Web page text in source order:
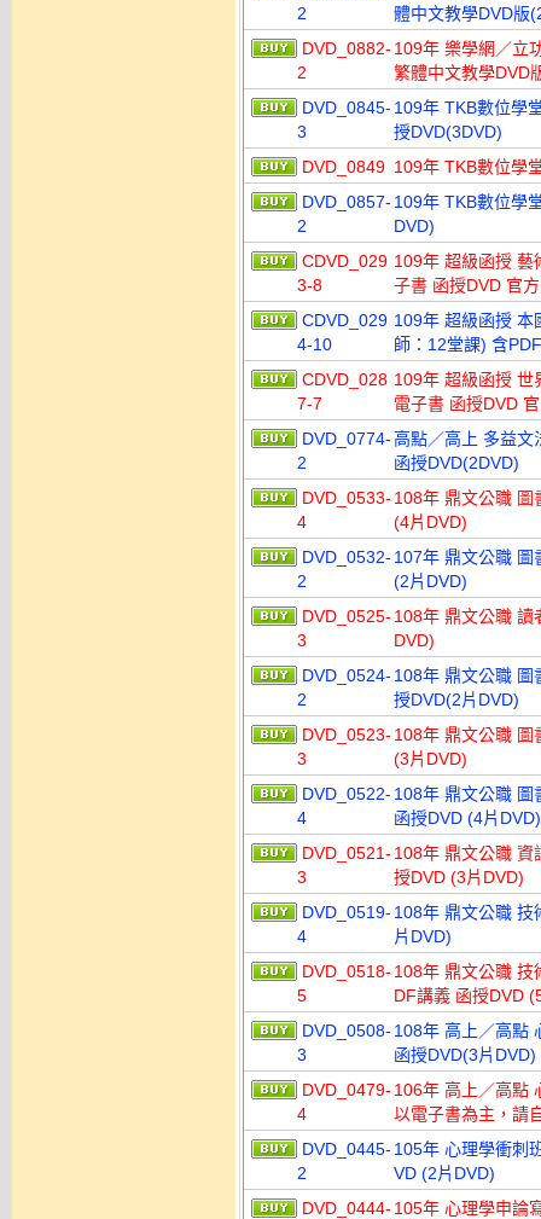
2
體中文教學DVD版
DVD_0882-
2
109年 樂學網／立
繁體中文教學DVD
DVD_0845-
3
109年 TKB數位學
授DVD(3DVD)
DVD_0849 109年 TKB數位學
DVD_0857-
2
109年 TKB數位學
DVD)
CDVD_029
3-8
109年 超級函授 藝
子書 函授DVD 官
CDVD_029
4-10
109年 超級函授 本
師：12堂課) 含
CDVD_028
7-7
109年 超級函授 世
電子書 函授DVD
DVD_0774-
2
高點／高上 多益文
函授DVD(2DVD)
DVD_0533-
4
108年 鼎文公職 圖
(4片DVD)
DVD_0532-
2
107年 鼎文公職 圖
(2片DVD)
DVD_0525-
3
108年 鼎文公職 讀
DVD)
DVD_0524-
2
108年 鼎文公職 圖
授DVD(2片DVD)
DVD_0523-
3
108年 鼎文公職 圖
(3片DVD)
DVD_0522-
4
108年 鼎文公職 圖
函授DVD (4片DVD)
DVD_0521-
3
108年 鼎文公職 資
授DVD (3片DVD)
DVD_0519-
4
108年 鼎文公職 技
片DVD)
DVD_0518-
5
108年 鼎文公職 技
DF講義 函授DVD
DVD_0508-
3
108年 高上／高點
函授DVD(3片DVD)
DVD_0479-
4
106年 高上／高點
以電子書為主，請
DVD_0445-
2
105年 心理學衝刺
VD (2片DVD)
DVD_0444- 105年 心理學申論